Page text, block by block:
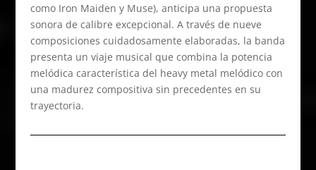
como Iron Maiden y Muse), anticipa una propuesta
sonora de calibre excepcional. A través de nueve
composiciones cuidadosamente elaboradas, la banda
presenta un viaje musical que combina la potencia
melódica característica del heavy metal melódico con
una madurez compositiva sin precedentes en su
trayectoria.